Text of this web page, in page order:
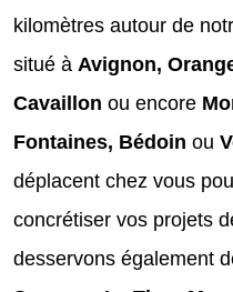
kilomètres autour de
situé à Avignon,
Cavaillon ou encore
Fontaines, Bédoin ou
déplacent chez vous
concrétiser vos projets
desservons également